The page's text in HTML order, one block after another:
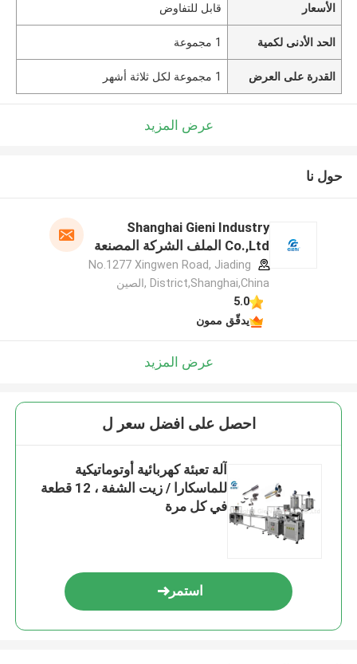
الأسعار قابل للتفاوض
الحد الأدنى لكمية 1 مجموعة
القدرة على العرض 1 مجموعة لكل ثلاثة أشهر
عرض المزيد
حول نا
Shanghai Gieni Industry
Co.,Ltd الملف الشركة المصنعة
No.1277 Xingwen Road, Jiading
District,Shanghai,China ,الصين
5.0
يدقّق ممون
عرض المزيد
احصل على افضل سعر ل
آلة تعبئة كهربائية أوتوماتيكية
للماسكارا / زيت الشفة ، 12 قطعة
في كل مرة
استمر